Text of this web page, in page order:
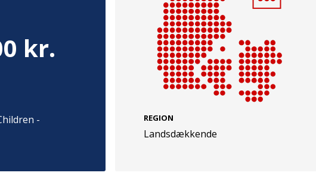
kr.
-
REGION
Landsdækkende
Denmark
Vis vej hertil
TryghedsGruppen
Facebook LinkedIn
TrygFonden
Facebook